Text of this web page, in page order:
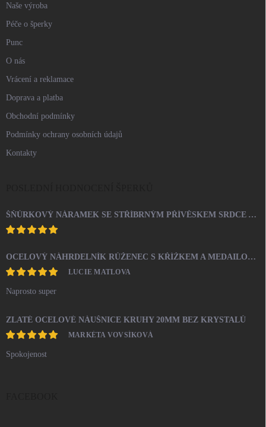
Naše výroba
Péče o šperky
Punc
O nás
Vrácení a reklamace
Doprava a platba
Obchodní podmínky
Podmínky ochrany osobních údajů
Kontakty
ŠŇŮRKOVÝ NÁRAMEK SE STŘÍBRNÝM PŘÍVĚSKEM SRDCE A KRYSTALY SWAROVSKI CRYSTAL (STŘÍBRO 925/1000)
OCELOVÝ NÁHRDELNÍK RŮŽENEC S KŘÍŽKEM A MEDAILONEM
LUCIE MATLOVA
Naprosto super
ZLATÉ OCELOVÉ NÁUŠNICE KRUHY 20MM BEZ KRYSTALŮ
MARKÉTA VOVSÍKOVÁ
Spokojenost